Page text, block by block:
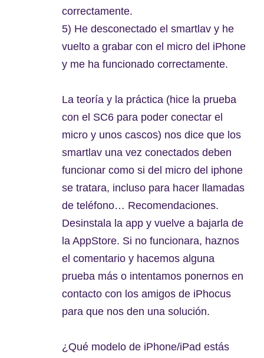
correctamente.
5) He desconectado el smartlav y he
vuelto a grabar con el micro del iPhone
y me ha funcionado correctamente.
La teoría y la práctica (hice la prueba
con el SC6 para poder conectar el
micro y unos cascos) nos dice que los
smartlav una vez conectados deben
funcionar como si del micro del iphone
se tratara, incluso para hacer llamadas
de teléfono… Recomendaciones.
Desinstala la app y vuelve a bajarla de
la AppStore. Si no funcionara, haznos
el comentario y hacemos alguna
prueba más o intentamos ponernos en
contacto con los amigos de iPhocus
para que nos den una solución.
¿Qué modelo de iPhone/iPad estás